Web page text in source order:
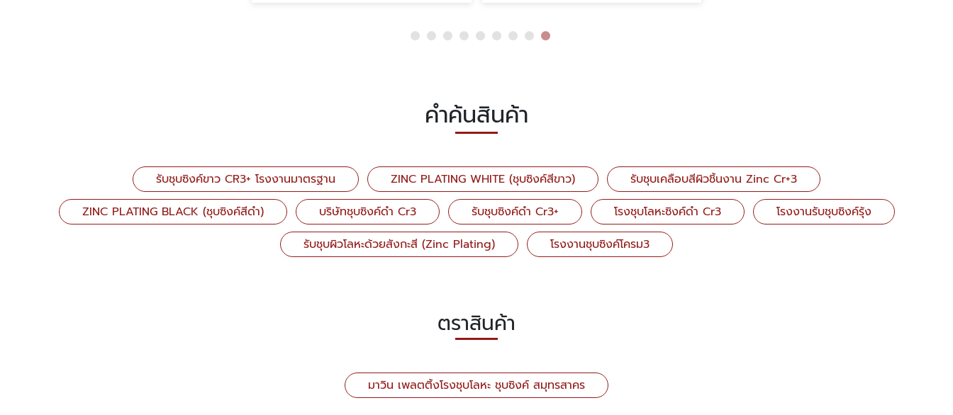
คำค้นสินค้า
รับชุบซิงค์ขาว CR3+ โรงงานมาตรฐาน ZINC PLATING WHITE (ชุบซิงค์สีขาว)
รับชุบเคลือบสีผิวชิ้นงาน Zinc Cr+3
ZINC PLATING BLACK (ชุบซิงค์สีดำ)
บริษัทชุบซิงค์ดำ Cr3 รับชุบซิงค์ดำ Cr3+ โรงชุบโลหะซิงค์ดำ Cr3
โรงงานรับชุบซิงค์รุ้ง
รับชุบผิวโลหะด้วยสังกะสี (Zinc Plating)
โรงงานชุบซิงค์โครม3
ตราสินค้า
มาวิน เพลตติ้งโรงชุบโลหะ ชุบซิงค์ สมุทรสาคร